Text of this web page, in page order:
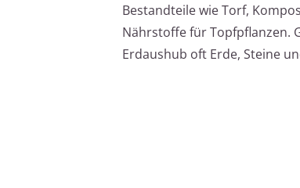
Bestandteile wie Torf,
Nährstoffe für Topfpflanzen.
Erdaushub oft Erde, Steine